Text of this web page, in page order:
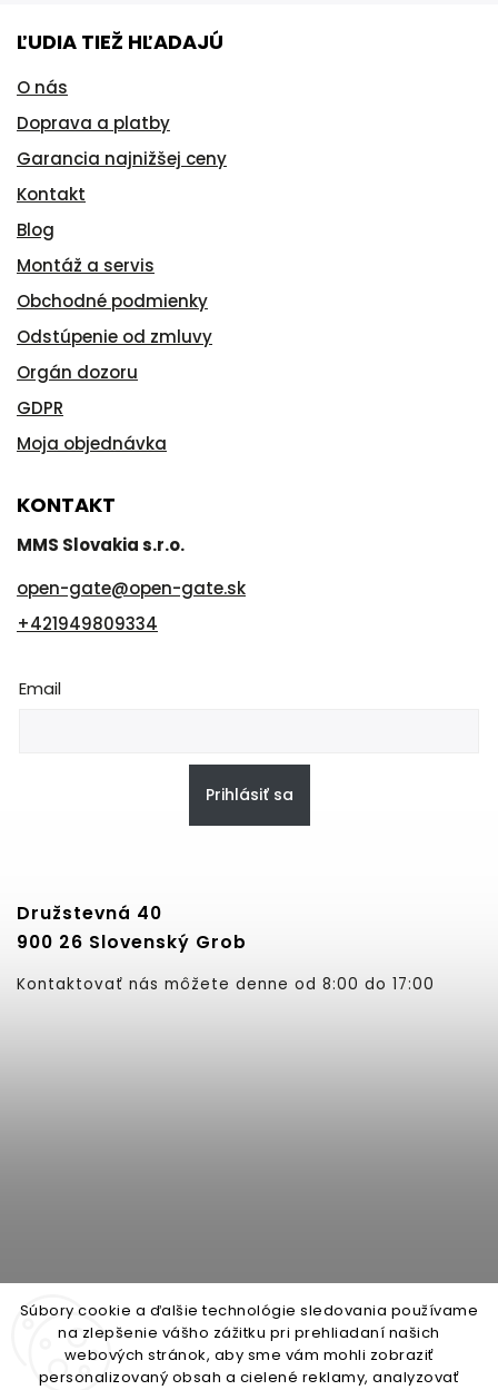
Súbory cookie a ďalšie technológie sledovania používame
na zlepšenie vášho zážitku pri prehliadaní našich
webových stránok, aby sme vám mohli zobraziť
personalizovaný obsah a cielené reklamy, analyzovať
ĽUDIA TIEŽ HĽADAJÚ
O nás
Doprava a platby
Garancia najnižšej ceny
Kontakt
Blog
Montáž a servis
Obchodné podmienky
Odstúpenie od zmluvy
Orgán dozoru
GDPR
Moja objednávka
KONTAKT
MMS Slovakia s.r.o.
open-gate@open-gate.sk
+421949809334
Email
Prihlásiť sa
Družstevná 40
900 26 Slovenský Grob
Kontaktovať nás môžete denne od 8:00 do 17:00